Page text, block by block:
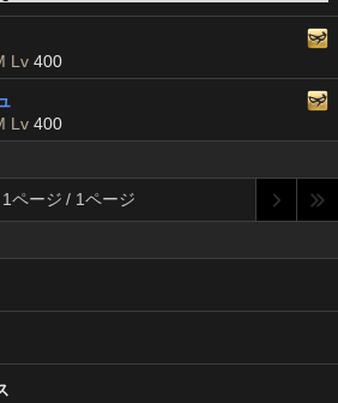
Lv 400
Lv 400
1ページ / 1ページ